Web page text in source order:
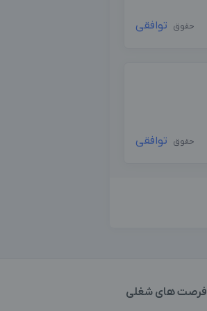
حقوق توافقی
حقوق توافقی
فرصت های شغلی